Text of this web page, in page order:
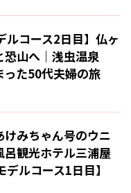
ルコース2日目】仏ヶ
山へ｜浅虫温泉
った50代夫婦の旅
けみちゃん号のウニ
呂観光ホテル三浦屋
ルコース1日目】